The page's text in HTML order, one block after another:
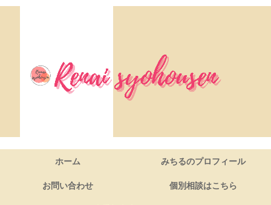
ホーム みちるのプロフィール
お問い合わせ 個別相談はこちら